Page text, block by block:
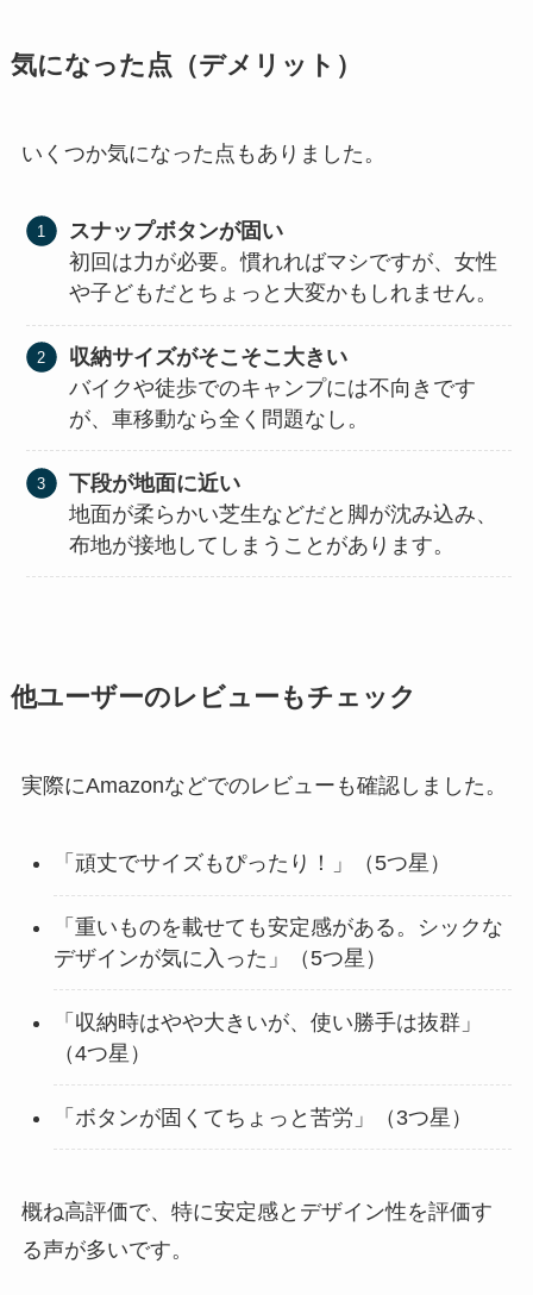
気になった点（デメリット）
いくつか気になった点もありました。
スナップボタンが固い
初回は力が必要。慣れればマシですが、女性
や子どもだとちょっと大変かもしれません。
収納サイズがそこそこ大きい
バイクや徒歩でのキャンプには不向きです
が、車移動なら全く問題なし。
下段が地面に近い
地面が柔らかい芝生などだと脚が沈み込み、
布地が接地してしまうことがあります。
他ユーザーのレビューもチェック
実際にAmazonなどでのレビューも確認しました。
「頑丈でサイズもぴったり！」（5つ星）
「重いものを載せても安定感がある。シックな
デザインが気に入った」（5つ星）
「収納時はやや大きいが、使い勝手は抜群」
（4つ星）
「ボタンが固くてちょっと苦労」（3つ星）
概ね高評価で、特に安定感とデザイン性を評価す
る声が多いです。